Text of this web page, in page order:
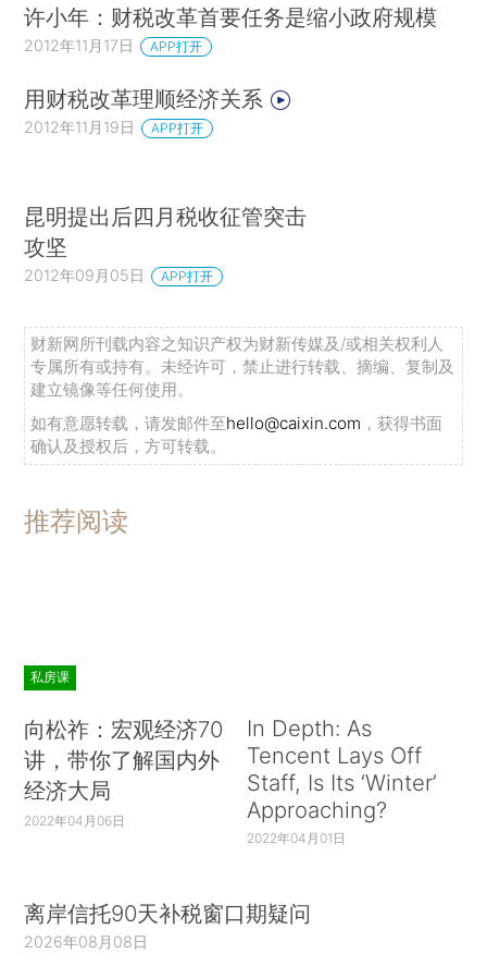
许小年：财税改革首要任务是缩小政府规模
2012年11月17日 APP打开
用财税改革理顺经济关系
2012年11月19日 APP打开
昆明提出后四月税收征管突击
攻坚
2012年09月05日 APP打开
财新网所刊载内容之知识产权为财新传媒及/或相关权利人
专属所有或持有。未经许可，禁止进行转载、摘编、复制及
建立镜像等任何使用。
如有意愿转载，请发邮件至hello@caixin.com ，获得书面
确认及授权后，方可转载。
推荐阅读
私房课
向松祚：宏观经济70
讲，带你了解国内外
经济大局
2022年04月06日
In Depth: As
Tencent Lays Off
Staff, Is Its ‘Winter’
Approaching?
2022年04月01日
离岸信托90天补税窗口期疑问
2026年08月08日